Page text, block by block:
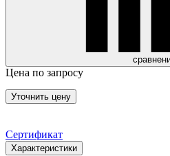
Цена по запросу
Уточнить цену
Сертификат
Характеристики